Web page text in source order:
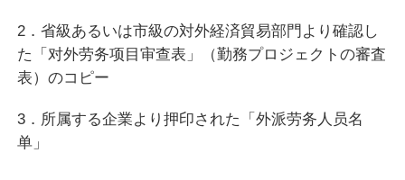
2．省級あるいは市級の対外経済貿易部門より確認し
た「对外劳务项目审查表」（勤務プロジェクトの審査
表）のコピー
3．所属する企業より押印された「外派劳务人员名
单」